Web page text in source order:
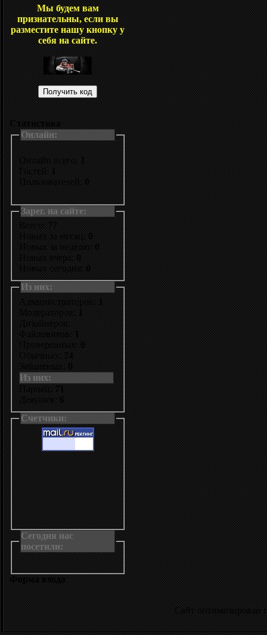
Мы будем вам
признательны, если вы
разместите нашу кнопку у
себя на сайте.
Статистика
Онлайн:
Онлайн всего:1
Гостей:1
Пользователей:0
Зарег. на сайте:
Всего:77
Новых за месяц:0
Новых за неделю:0
Новых вчера:0
Новых сегодня:0
Из них:
Администраторов:1
Модераторов:1
Дизайнеров:
Файловиков:1
Проверенных:0
Обычных:74
Забаненых:0
Из них:
Парней:71
Девушек:6
Счетчики:
Сегодня нас
посетили:
Форма входа
Сайт оптимизирован